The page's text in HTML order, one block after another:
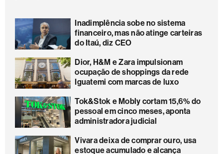
Inadimplência sobe no sistema
financeiro, mas não atinge carteiras
do Itaú, diz CEO
Dior, H&M e Zara impulsionam
ocupação de shoppings da rede
Iguatemi com marcas de luxo
Tok&Stok e Mobly cortam 15,6% do
pessoal em cinco meses, aponta
administradora judicial
Vivara deixa de comprar ouro, usa
estoque acumulado e alcança